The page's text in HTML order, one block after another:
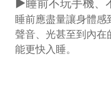
▶睡前不玩手機、
睡前應盡量讓身體
聲音、光甚至到內
能更快入睡。